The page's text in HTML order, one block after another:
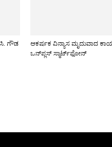
ಸಿ. ಗೌಡ
ಆಕರ್ಷಕ ವಿನ್ಯಾಸ ಮೃದುವಾದ
ಒನ್‌ಪ್ಲಸ್ ಸ್ಮಾರ್ಟ್‌ಫೋನ್